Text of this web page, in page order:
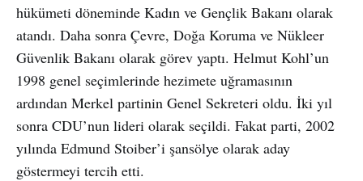
hükümeti döneminde Kadın ve Gençlik Bakanı olarak
atandı. Daha sonra Çevre, Doğa Koruma ve Nükleer
Güvenlik Bakanı olarak görev yaptı. Helmut Kohl’un
1998 genel seçimlerinde hezimete uğramasının
ardından Merkel partinin Genel Sekreteri oldu. İki yıl
sonra CDU’nun lideri olarak seçildi. Fakat parti, 2002
yılında Edmund Stoiber’i şansölye olarak aday
göstermeyi tercih etti.